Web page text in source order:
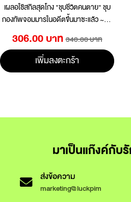
เผลอใช้สกิลสุดโกง "ชุบชีวิตคนตาย" ชุบ
กองทัพจอมมารในอดีตขึ้นมาซะแล้ว ~ฮีล
เลอร์สุดโหดผู้ไม่ยอมให้ใครต้องตาย~ 2
(นิยาย)
306.00 บาท 340.00 บาท
เพิ่มลงตะกร้า
มาเป็นแก๊งค์กั
ส่งข้อความ
marketing@luckpim